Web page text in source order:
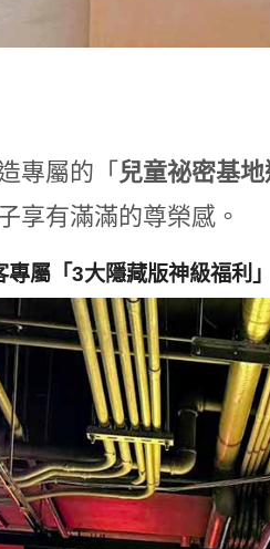
專屬的「 兒童祕密基
享有滿滿的尊榮感。
屬「3大隱藏版神級福利」